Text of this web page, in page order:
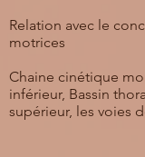
Relation avec le
motrices
Chaine cinétique
inférieur, Bassin
supérieur, les voies